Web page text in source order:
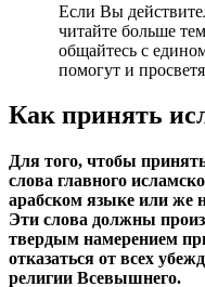
Если Вы
читайте больше
общайтесь с
помогут и
Как принять
Для того, чтобы
слова главного
арабском языке или же
Эти слова должны
твердым намерением
отказаться от всех
религии Всевышнего.